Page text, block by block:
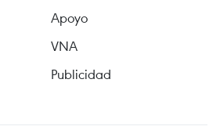
Apoyo
VNA
Publicidad